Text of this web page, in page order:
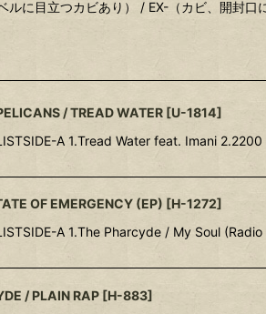
ルに目立つカビあり） / EX-（カビ、開封口
/ TREAD WATER [U-1814]
A 1.Tread Water feat. Imani
OF EMERGENCY (EP) [H-1272]
A 1.The Pharcyde / My Soul
/ PLAIN RAP [H-883]